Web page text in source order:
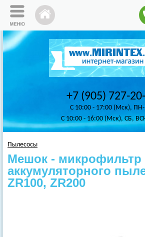
+7 (905) 727-
C 10:00 - 17:00 (Мск),
C 10:00 - 16:00 (Мск), СБ,
Пылесосы
Мешок - микрофильтр
аккумуляторного
ZR100, ZR200